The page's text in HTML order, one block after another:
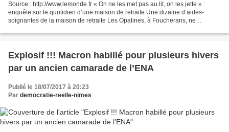
Source : http://www.lemonde.fr « On ne les met pas au lit, on les jette » :
enquête sur le quotidien d’une maison de retraite Une dizaine d’aides-
soignantes de la maison de retraite Les Opalines, à Foucherans, ne
Explosif !!! Macron habillé pour plusieurs hivers
par un ancien camarade de l’ENA
Publié le 18/07/2017 à 20:23
Par democratie-reelle-nimes